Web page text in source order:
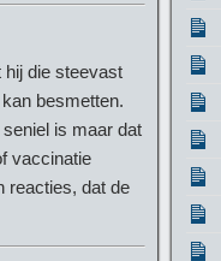
die steevast
besmetten.
is maar dat
vaccinatie
reacties, dat de